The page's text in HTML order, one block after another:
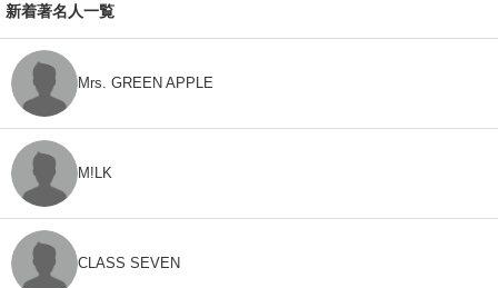
新着著名人一覧
Mrs. GREEN APPLE
M!LK
CLASS SEVEN